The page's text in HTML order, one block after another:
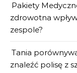
Pakiety
zdrowotna
zespole?
Tania
znaleźć polisę z